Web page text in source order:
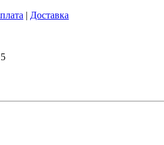
| Доставка